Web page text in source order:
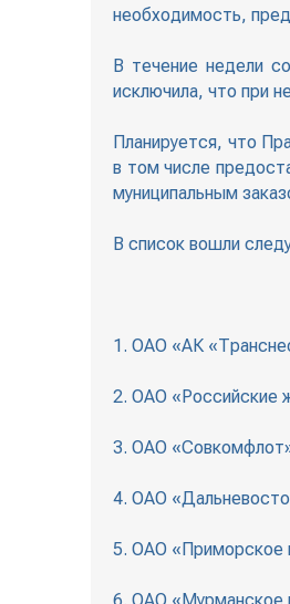
необходимость,
В течение недели
исключила, что при
Планируется, что
в том числе
муниципальным
В список вошли
1. ОАО «АК
2. ОАО «Российские
3. ОАО
4. ОАО
5. ОАО «Приморское